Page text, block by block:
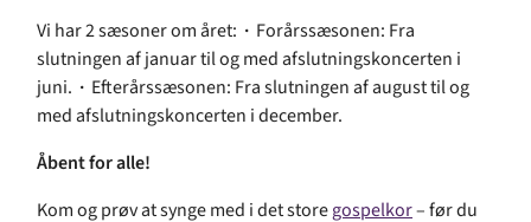
Vi har 2 sæsoner om året: · Forårssæsonen: Fra
slutningen af januar til og med afslutningskoncerten i
juni. · Efterårssæsonen: Fra slutningen af august til og
med afslutningskoncerten i december.
Åbent for alle!
Kom og prøv at synge med i det storegospelkor– før du